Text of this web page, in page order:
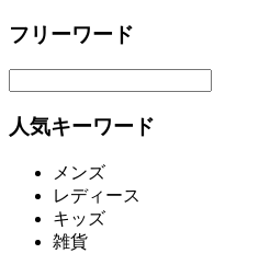
フリーワード
人気キーワード
メンズ
レディース
キッズ
雑貨